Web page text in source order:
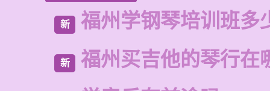
新 福州学钢琴培训班多
新
福州买吉他的琴行在